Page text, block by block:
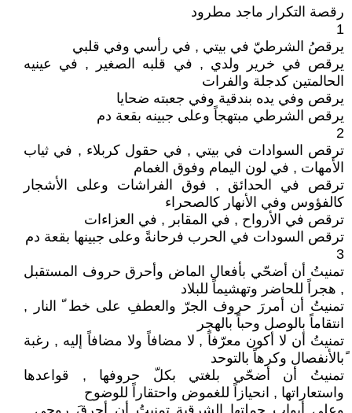
رقصة التكرار ماجد مطرود
1
يرقصُ الشرطيّ في بيتي , في رأسي وفي قلبي
يرقص في خرير ولدي , في قلبه الصغير , في عينيه
الحالمتين كدجلة والفرات
يرقص وفي يده بندقية وفي جعبته ضحايا
يرقص الشرطي مبتهجاً وعلى جبينه بقعة دم
2
ترقص السوادات في بيتي , في حقول كربلاء , في ثياب
الأمهات , في لون اليمام وفوق الغمام
ترقص في الحدائق , فوق الفراشات وعلى الأشجار
كالفؤوس وفي الأنهار كالصحراء
ترقص في الأرواح , في المقابر , في العزاءات
ترقص السودات في الحرب فرحانةً وعلى جبينها بقعة دم
3
تمنيتُ أن أضحّي بأفعال الماض وأحرق حروف المستقبل
, هجراً للحاضر وتهشيماً للبلاد
تمنيتُ أن أمررَ حروف الجرّ والعطفِ على خط ّ النار ,
انتقاماً بالوصل وحباً بالهجر
تمنيتُ أن لا أكون معرّفاً , لا مضافاً ولا مضافاً إليه , رغبة
ًبالأنفصال وكرهاً بالتوحد
تمنيتُ أن أضحّي بلغتي بكلّ حروفها , قواعدها
واستعاراتها , انحيازاً للغموض واحتقاراً للوضوح